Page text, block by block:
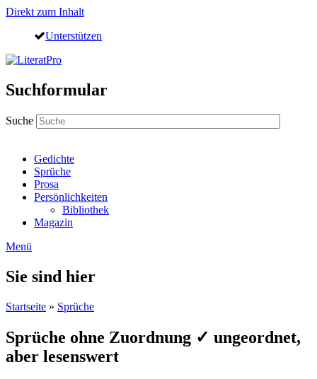
Direkt zum Inhalt
Unterstützen
Suchformular
Suche
Gedichte
Sprüche
Prosa
Persönlichkeiten
Bibliothek
Magazin
Menü
Sie sind hier
Startseite » Sprüche
Sprüche ohne Zuordnung ✓ ungeordnet,
aber lesenswert